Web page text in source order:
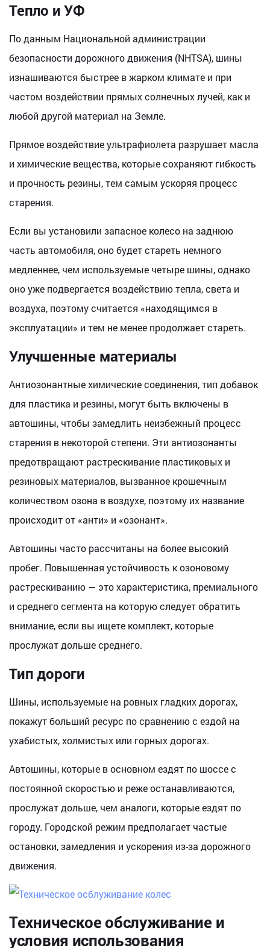
Тепло и УФ
По данным Национальной администрации
безопасности дорожного движения (NHTSA), шины
изнашиваются быстрее в жарком климате и при
частом воздействии прямых солнечных лучей, как и
любой другой материал на Земле.
Прямое воздействие ультрафиолета разрушает масла
и химические вещества, которые сохраняют гибкость
и прочность резины, тем самым ускоряя процесс
старения.
Если вы установили запасное колесо на заднюю
часть автомобиля, оно будет стареть немного
медленнее, чем используемые четыре шины, однако
оно уже подвергается воздействию тепла, света и
воздуха, поэтому считается «находящимся в
эксплуатации» и тем не менее продолжает стареть.
Улучшенные материалы
Антиозонантные химические соединения, тип добавок
для пластика и резины, могут быть включены в
автошины, чтобы замедлить неизбежный процесс
старения в некоторой степени. Эти антиозонанты
предотвращают растрескивание пластиковых и
резиновых материалов, вызванное крошечным
количеством озона в воздухе, поэтому их название
происходит от «анти» и «озонант».
Автошины часто рассчитаны на более высокий
пробег. Повышенная устойчивость к озоновому
растрескиванию — это характеристика, премиального
и среднего сегмента на которую следует обратить
внимание, если вы ищете комплект, которые
прослужат дольше среднего.
Тип дороги
Шины, используемые на ровных гладких дорогах,
покажут больший ресурс по сравнению с ездой на
ухабистых, холмистых или горных дорогах.
Автошины, которые в основном ездят по шоссе с
постоянной скоростью и реже останавливаются,
прослужат дольше, чем аналоги, которые ездят по
городу. Городской режим предполагает частые
остановки, замедления и ускорения из-за дорожного
движения.
Техническое обслуживание и
условия использования